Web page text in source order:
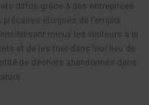
diffus grâce à des entreprises
éloignés de l’emploi.
mieux les visiteurs à la
et de les trier dans leur lieu de
de déchets abandonnés dans